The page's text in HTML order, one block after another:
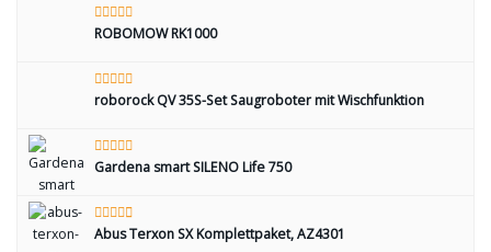
ROBOMOW RK1000
roborock QV 35S-Set Saugroboter mit Wischfunktion
Gardena smart SILENO Life 750
Abus Terxon SX Komplettpaket, AZ4301